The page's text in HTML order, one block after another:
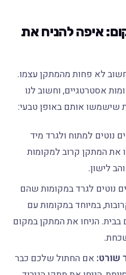
איפה להניח את
לא פחות מהמתקן עצמו.
אסטרטגיים, וחשוב לנו
אותם באופן טבעי:
נוטים למתוח ולגרד מיד
את המתקן קרוב למקומות
לישון.
נוטים לגרד במקומות שהם
במיוחד במקומות עם
בבית. הניחו את המתקן במקום
שורט:אם החתול שלכם כבר